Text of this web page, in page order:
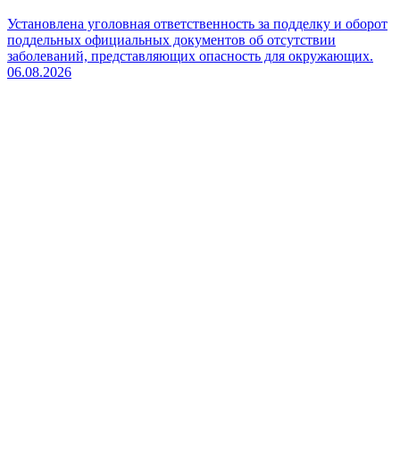
Установлена уголовная ответственность за подделку и оборот
поддельных официальных документов об отсутствии
заболеваний, представляющих опасность для окружающих.
06.08.2026